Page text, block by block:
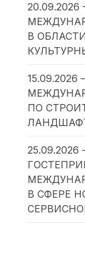
20.09.2026
В
ПО
В СФЕРЕ